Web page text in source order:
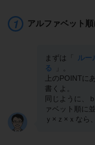
アルファベット
まずは「
ルー
る
上のPOINTに
書くよ。
同じように、
ァベット順に
ｙ×ｚ×ｘなら